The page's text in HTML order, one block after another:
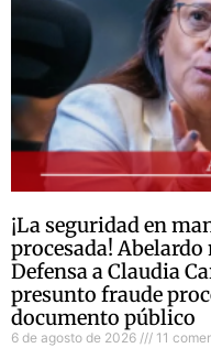
¡La seguridad en
procesada!
Defensa a Claudia
presunto fraude
documento público
6 de agosto de 2026 11